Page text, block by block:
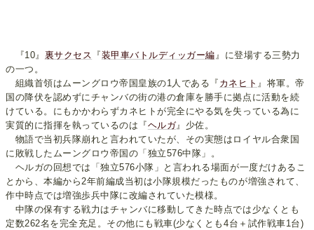
『10』 裏サクセス 『装甲車バトルディッガー編』に登場する三勢力
の一つ。
組織首領はムーングロウ帝国皇族の1人である『 カネヒト 』将軍。帝
国の降伏を認めずにチャンバの街の港の倉庫を勝手に拠点に活動を続
けている。にもかかわらずカネヒトが完全にやる気を失っている為に
実質的に指揮を執っているのは『ヘルガ』少佐。
物語で当初兵隊崩れと言われていたが、その実態はロイヤル合衆国
に敗戦したムーングロウ帝国の「独立576中隊」。
ヘルガの回想では「独立576小隊」と言われる場面が一度だけあるこ
とから、本編から2年前編成当初は小隊規模だったものが増強されて、
作中時点では増強歩兵中隊に改編されていた模様。
中隊の保有する戦力はチャンバに移動してきた時点では少なくとも
定数262名を完全充足。その他にも戦車(少なくとも4台＋試作戦車1台)